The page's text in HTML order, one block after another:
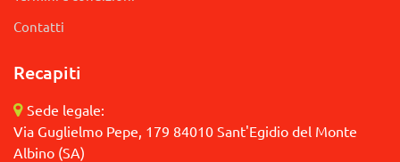
Contatti
Recapiti
Sede legale:
Via Guglielmo Pepe, 179 84010 Sant'Egidio del Monte
Albino (SA)